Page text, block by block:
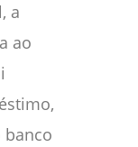
a
ao
banco